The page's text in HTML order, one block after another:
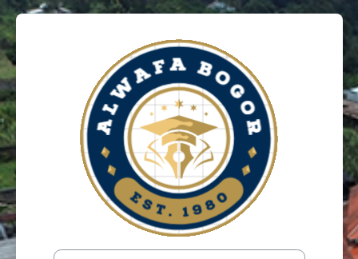
تخطى إلى المحتوى الرئيسي
الدخول إلى Alwafa Bogor